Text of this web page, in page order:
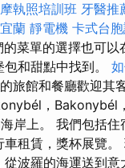
執照培訓班 牙醫推
蘭 靜電機 卡式台
的菜單的選擇也可以
和甜點中找到。
旅館和餐廳歡迎其
，Bakonybél
岸上。 我們包括住
車租賃，獎杯展覽
波羅的海運送到意